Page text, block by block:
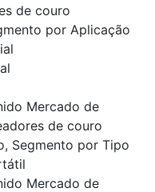
de couro
por Aplicação
Mercado de
de couro
Segmento por Tipo
Mercado de